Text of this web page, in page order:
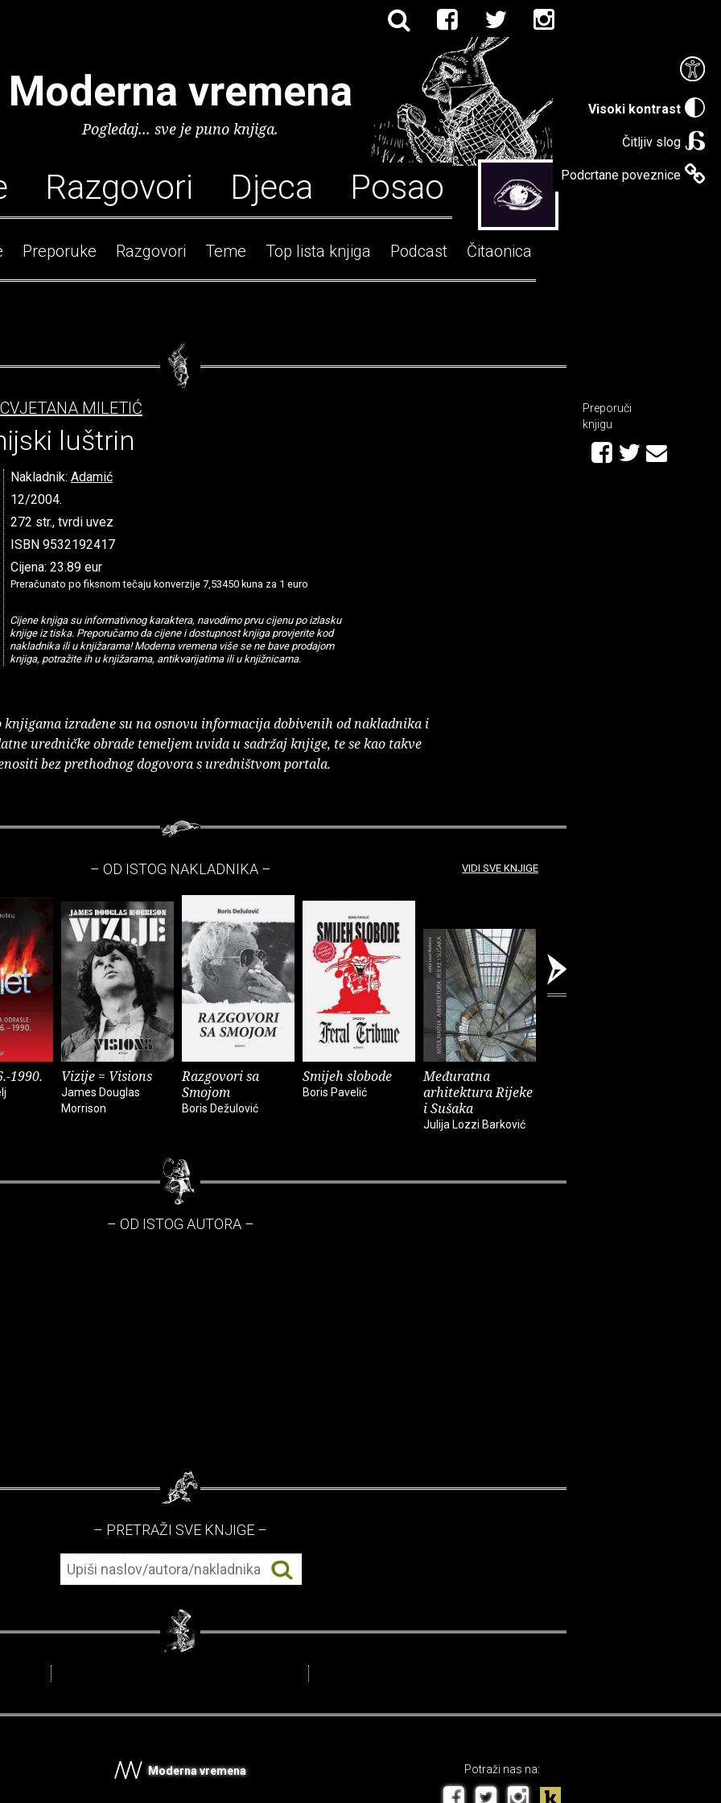
Visoki kontrast
Čitljiv slog
Podcrtane poveznice
Moderna vremena
Pogledaj... sve je puno knjiga.
Razgovori Djeca Posao
Preporuke Razgovori Teme Top lista knjiga Podcast Čitaonica
CVJETANA MILETIĆ
luštrin
Nakladnik: Adamić
12/2004.
272 str., tvrdi uvez
ISBN 9532192417
Cijena: 23.89 eur
Preračunato po fiksnom tečaju konverzije 7,53450 kuna za 1 euro
Cijene knjiga su informativnog karaktera, navodimo prvu cijenu po izlasku
knjige iz tiska. Preporučamo da cijene i dostupnost knjiga provjerite kod
nakladnika ili u knjižarama! Moderna vremena više se ne bave prodajom
knjiga, potražite ih u knjižarama, antikvarijatima ili u knjižnicama.
knjigama izrađene su na osnovu informacija dobivenih od nakladnika i
uredničke obrade temeljem uvida u sadržaj knjige, te se kao takve
bez prethodnog dogovora s uredništvom portala.
Preporuči
knjigu
– OD ISTOG NAKLADNIKA –
1990. Vizije = Visions
James Douglas
Morrison
Razgovori sa
Smojom
Boris Dežulović
Smijeh slobode
Boris Pavelić
Međuratna
arhitektura Rijeke
i Sušaka
Julija Lozzi Barković
VIDI SVE KNJIGE
– OD ISTOG AUTORA –
– PRETRAŽI SVE KNJIGE –
Moderna vremena Potraži nas na: